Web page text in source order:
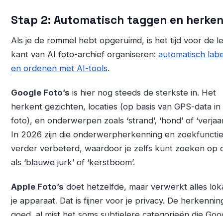
Stap 2: Automatisch taggen en
Als je de rommel hebt opgeruimd, is het tijd voor de
kant van AI foto-archief organiseren: automatisch
en ordenen met AI-tools.
Google Foto’s is hier nog steeds de sterkste in. Het
herkent gezichten, locaties (op basis van GPS-data in
foto), en onderwerpen zoals ‘strand’, ‘hond’ of
In 2026 zijn die onderwerpherkenning en zoekfunctie
verder verbeterd, waardoor je zelfs kunt zoeken op
als ‘blauwe jurk’ of ‘kerstboom’.
Apple Foto’s doet hetzelfde, maar verwerkt alles
je apparaat. Dat is fijner voor je privacy. De